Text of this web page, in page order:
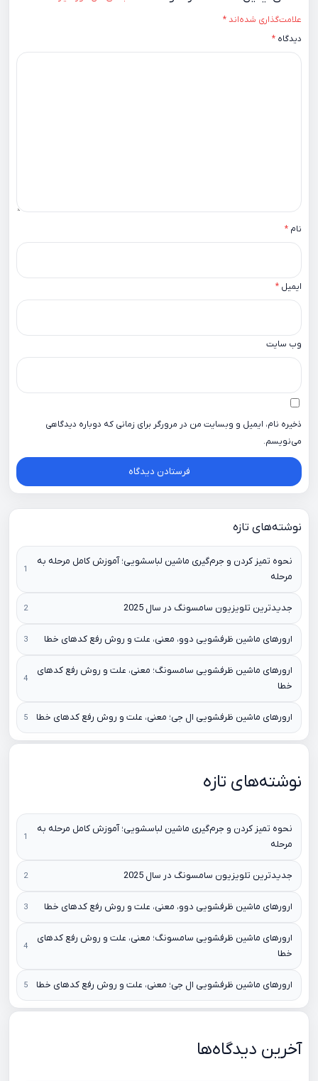
علامت‌گذاری شده‌اند*
دیدگاه *
نام *
ایمیل *
وب‌ سایت
ذخیره نام، ایمیل و وبسایت من در مرورگر برای زمانی که دوباره دیدگاهی
می‌نویسم.
نوشته‌های تازه
نحوه تمیز کردن و جرم‌گیری ماشین لباسشویی؛ آموزش کامل مرحله به
مرحله
جدیدترین تلویزیون سامسونگ در سال 2025
ارورهای ماشین ظرفشویی دوو، معنی، علت و روش رفع کدهای خطا
ارورهای ماشین ظرفشویی سامسونگ؛ معنی، علت و روش رفع کدهای
خطا
ارورهای ماشین ظرفشویی ال جی؛ معنی، علت و روش رفع کدهای خطا
نوشته‌های تازه
نحوه تمیز کردن و جرم‌گیری ماشین لباسشویی؛ آموزش کامل مرحله به
مرحله
جدیدترین تلویزیون سامسونگ در سال 2025
ارورهای ماشین ظرفشویی دوو، معنی، علت و روش رفع کدهای خطا
ارورهای ماشین ظرفشویی سامسونگ؛ معنی، علت و روش رفع کدهای
خطا
ارورهای ماشین ظرفشویی ال جی؛ معنی، علت و روش رفع کدهای خطا
آخرین دیدگاه‌ها